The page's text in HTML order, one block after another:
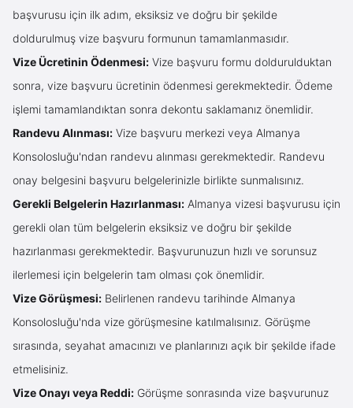
başvurusu için ilk adım, eksiksiz ve doğru bir şekilde
doldurulmuş vize başvuru formunun tamamlanmasıdır.
Vize Ücretinin Ödenmesi: Vize başvuru formu doldurulduktan
sonra, vize başvuru ücretinin ödenmesi gerekmektedir. Ödeme
işlemi tamamlandıktan sonra dekontu saklamanız önemlidir.
Randevu Alınması: Vize başvuru merkezi veya Almanya
Konsolosluğu'ndan randevu alınması gerekmektedir. Randevu
onay belgesini başvuru belgelerinizle birlikte sunmalısınız.
Gerekli Belgelerin Hazırlanması: Almanya vizesi başvurusu için
gerekli olan tüm belgelerin eksiksiz ve doğru bir şekilde
hazırlanması gerekmektedir. Başvurunuzun hızlı ve sorunsuz
ilerlemesi için belgelerin tam olması çok önemlidir.
Vize Görüşmesi: Belirlenen randevu tarihinde Almanya
Konsolosluğu'nda vize görüşmesine katılmalısınız. Görüşme
sırasında, seyahat amacınızı ve planlarınızı açık bir şekilde ifade
etmelisiniz.
Vize Onayı veya Reddi: Görüşme sonrasında vize başvurunuz